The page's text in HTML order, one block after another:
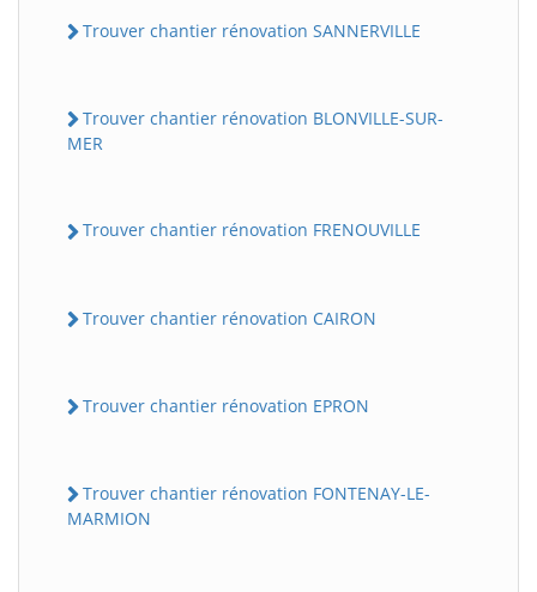
Trouver chantier rénovation SANNERVILLE
Trouver chantier rénovation BLONVILLE-SUR-
MER
Trouver chantier rénovation FRENOUVILLE
Trouver chantier rénovation CAIRON
Trouver chantier rénovation EPRON
Trouver chantier rénovation FONTENAY-LE-
MARMION